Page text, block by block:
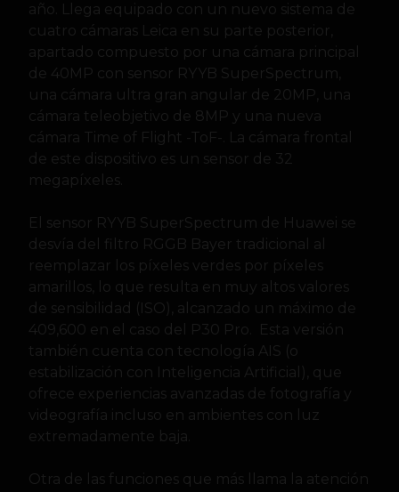
año. Llega equipado con un nuevo sistema de
cuatro cámaras Leica en su parte posterior,
apartado compuesto por una cámara principal
de 40MP con sensor RYYB SuperSpectrum,
una cámara ultra gran angular de 20MP, una
cámara teleobjetivo de 8MP y una nueva
cámara Time of Flight -ToF-. La cámara frontal
de este dispositivo es un sensor de 32
megapíxeles.
El sensor RYYB SuperSpectrum de Huawei se
desvía del filtro RGGB Bayer tradicional al
reemplazar los píxeles verdes por píxeles
amarillos, lo que resulta en muy altos valores
de sensibilidad (ISO), alcanzado un máximo de
409,600 en el caso del P30 Pro. Esta versión
también cuenta con tecnología AIS (o
estabilización con Inteligencia Artificial), que
ofrece experiencias avanzadas de fotografía y
videografía incluso en ambientes con luz
extremadamente baja.
Otra de las funciones que más llama la atención